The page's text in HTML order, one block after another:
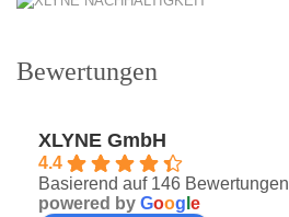
Bewertungen
XLYNE GmbH
4.4
Basierend auf 146 Bewertungen
powered by Goog e